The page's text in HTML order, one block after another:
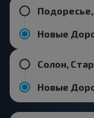
Новые
Новые